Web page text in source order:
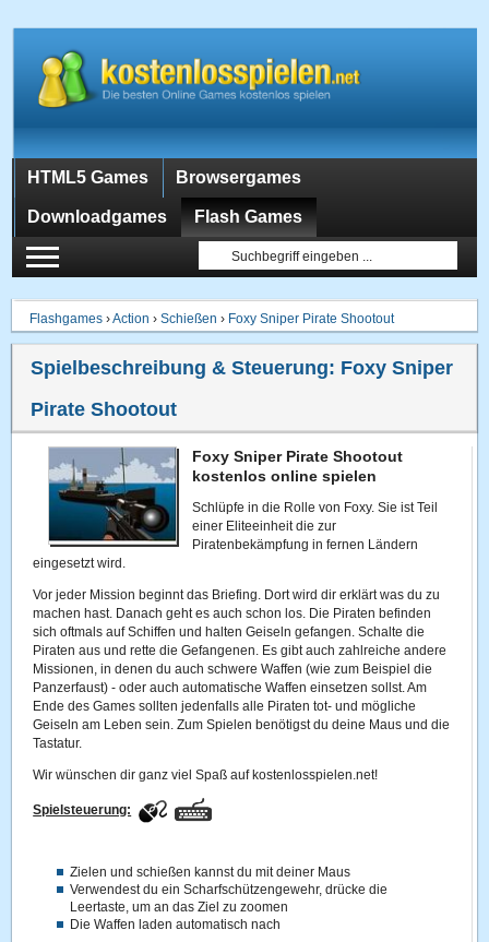
HTML5 Games Browsergames
Downloadgames Flash Games
Flashgames ›Action ›Schießen › Foxy Sniper Pirate Shootout
Spielbeschreibung & Steuerung: Foxy Sniper
Pirate Shootout
Foxy Sniper Pirate Shootout
kostenlos online spielen
Schlüpfe in die Rolle von Foxy. Sie ist Teil
einer Eliteeinheit die zur
Piratenbekämpfung in fernen Ländern
eingesetzt wird.
Vor jeder Mission beginnt das Briefing. Dort wird dir erklärt was du zu
machen hast. Danach geht es auch schon los. Die Piraten befinden
sich oftmals auf Schiffen und halten Geiseln gefangen. Schalte die
Piraten aus und rette die Gefangenen. Es gibt auch zahlreiche andere
Missionen, in denen du auch schwere Waffen (wie zum Beispiel die
Panzerfaust) - oder auch automatische Waffen einsetzen sollst. Am
Ende des Games sollten jedenfalls alle Piraten tot- und mögliche
Geiseln am Leben sein. Zum Spielen benötigst du deine Maus und die
Tastatur.
Wir wünschen dir ganz viel Spaß auf kostenlosspielen.net!
Spielsteuerung:
Zielen und schießen kannst du mit deiner Maus
Verwendest du ein Scharfschützengewehr, drücke die
Leertaste, um an das Ziel zu zoomen
Die Waffen laden automatisch nach